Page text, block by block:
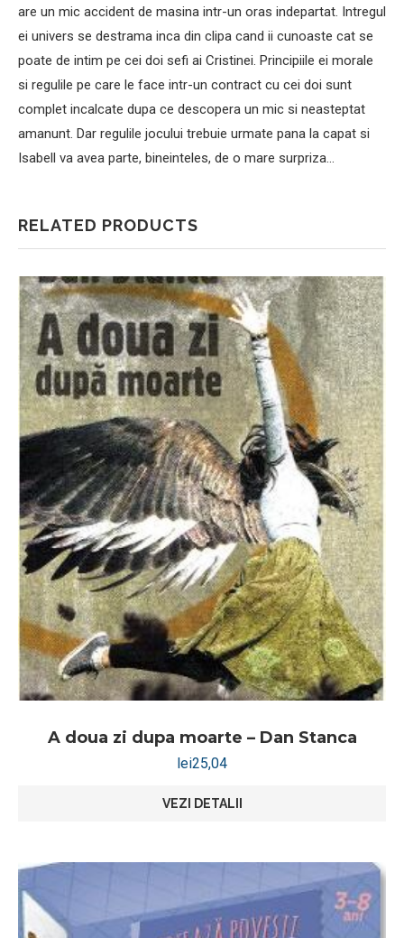
are un mic accident de masina intr-un oras indepartat. Intregul
ei univers se destrama inca din clipa cand ii cunoaste cat se
poate de intim pe cei doi sefi ai Cristinei. Principiile ei morale
si regulile pe care le face intr-un contract cu cei doi sunt
complet incalcate dupa ce descopera un mic si neasteptat
amanunt. Dar regulile jocului trebuie urmate pana la capat si
Isabell va avea parte, bineinteles, de o mare surpriza…
RELATED PRODUCTS
A doua zi dupa moarte – Dan Stanca
lei25,04
VEZI DETALII